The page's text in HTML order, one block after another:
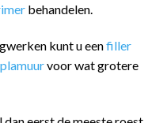
behandelen.
kunt u eenfiller
plamuurvoor wat grotere